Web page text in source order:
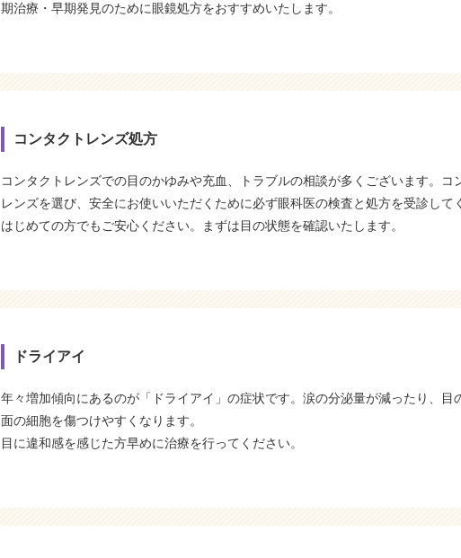
期治療・早期発見のために眼鏡処方をおすすめいたします。
コンタクトレンズ処方
コンタクトレンズでの目のかゆみや充血、トラブルの相談が多くございます。コ
レンズを選び、安全にお使いいただくために必ず眼科医の検査と処方を受診して
はじめての方でもご安心ください。まずは目の状態を確認いたします。
ドライアイ
年々増加傾向にあるのが「ドライアイ」の症状です。涙の分泌量が減ったり、目
面の細胞を傷つけやすくなります。
目に違和感を感じた方早めに治療を行ってください。